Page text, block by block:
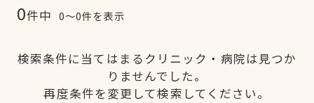
0件中 0〜0件を表示
検索条件に当てはまるクリニック・病院は見つか
りませんでした。
再度条件を変更して検索してください。